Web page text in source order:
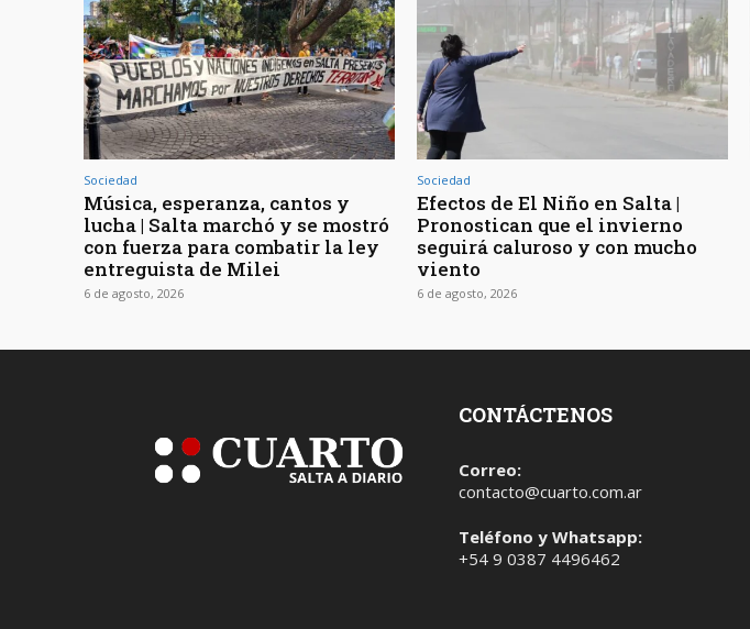
Sociedad
Música, esperanza, cantos y
lucha | Salta marchó y se mostró
con fuerza para combatir la ley
entreguista de Milei
6 de agosto, 2026
Sociedad
Efectos de El Niño en Salta |
Pronostican que el invierno
seguirá caluroso y con mucho
viento
6 de agosto, 2026
CONTÁCTENOS
Correo:
contacto@cuarto.com.ar
Teléfono y Whatsapp:
+54 9 0387 4496462